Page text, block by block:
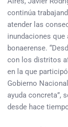
continúa
atender las
inundaciones que
bonaerense.
con los distritos
en la que
Gobierno
ayuda concreta”,
desde hace